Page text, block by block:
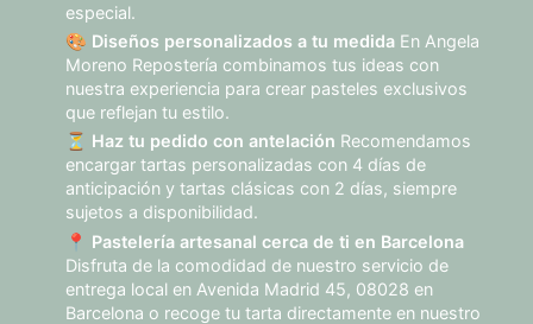
especial.
🎨 Diseños personalizados a tu medida En Angela
Moreno Repostería combinamos tus ideas con
nuestra experiencia para crear pasteles exclusivos
que reflejan tu estilo.
⏳ Haz tu pedido con antelación Recomendamos
encargar tartas personalizadas con 4 días de
anticipación y tartas clásicas con 2 días, siempre
sujetos a disponibilidad.
📍 Pastelería artesanal cerca de ti en Barcelona
Disfruta de la comodidad de nuestro servicio de
entrega local en Avenida Madrid 45, 08028 en
Barcelona o recoge tu tarta directamente en nuestro